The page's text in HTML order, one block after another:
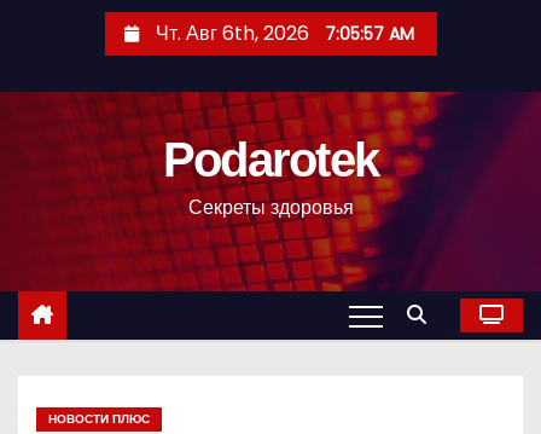
с
Чт. Авг 6th, 2026 7:05:58 AM
Podarotek
Секреты здоровья
НОВОСТИ ПЛЮС